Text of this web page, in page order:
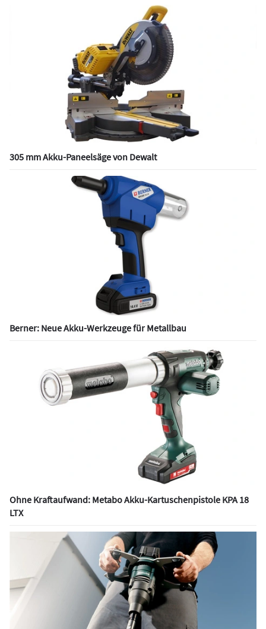
305 mm Akku-Paneelsäge von Dewalt
Berner: Neue Akku-Werkzeuge für Metallbau
Ohne Kraftaufwand: Metabo Akku-Kartuschenpistole KPA 18
LTX